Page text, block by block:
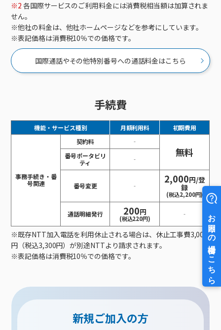
※2 各国際サービスのご利用料金には消費税相当額は加算されま
せん。
他社の料金は、他社ホームページなどを参考にしています。
表記価格は消費税10％での価格です。
国際通話やその他特別番号への通話料金はこちら
手続費
機能・サービス種別 月額利用料 初期費用
事務手続き・番
号関連
契約料 ‐
無料
番号ポータビリ
ティ
‐
番号変更 ‐
2,000円/登
録
(税込2,200円)
通話明細発行 200円
(税込220円)
‐
既存NTT加入電話を利用休止される場合は、休止工事費3,000
円（税込3,300円）が別途NTTより請求されます。
表記価格は消費税10％での価格です。
新規ご加入の方